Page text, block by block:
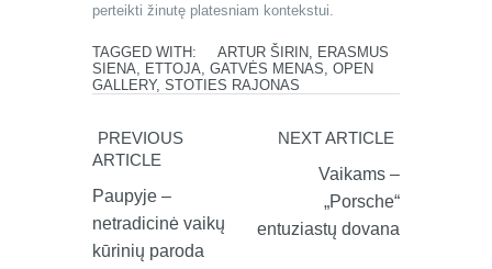
perteikti žinutę platesniam kontekstui.
TAGGED WITH: ARTUR ŠIRIN
ERASMUS
SIENA
ETTOJA GATVĖS MENAS OPEN
GALLERY, STOTIES RAJONAS
PREVIOUS
ARTICLE
Paupyje –
netradicinė vaikų
kūrinių paroda
NEXT ARTICLE
Vaikams –
„Porsche“
entuziastų dovana